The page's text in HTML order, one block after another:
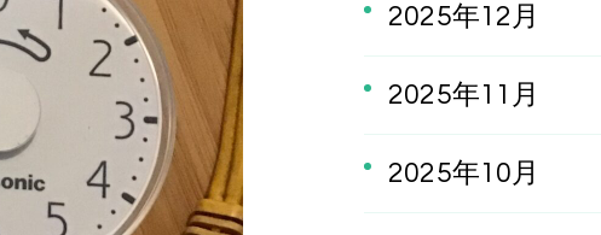
2025年12月
2025年11月
2025年10月